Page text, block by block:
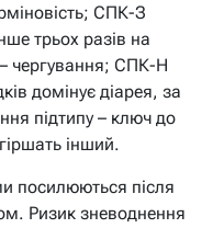
СПК-З
трьох разів на
чергування; СПК-Н
домінує діарея, за
підтипу – ключ до
інший.
посилюються після
Ризик зневоднення